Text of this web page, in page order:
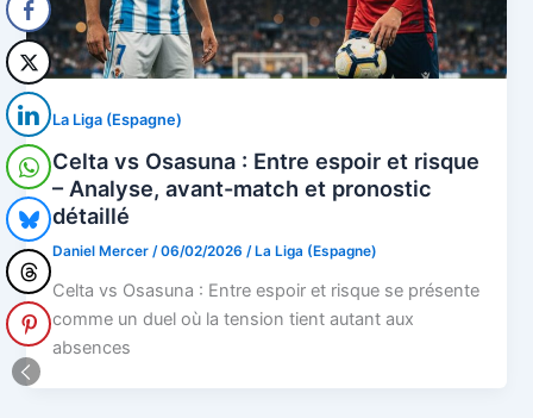
La Liga (Espagne)
Celta vs Osasuna : Entre espoir et risque
– Analyse, avant-match et pronostic
détaillé
Daniel Mercer/06/02/2026/ La Liga (Espagne)
Celta vs Osasuna : Entre espoir et risque se présente
comme un duel où la tension tient autant aux
absences